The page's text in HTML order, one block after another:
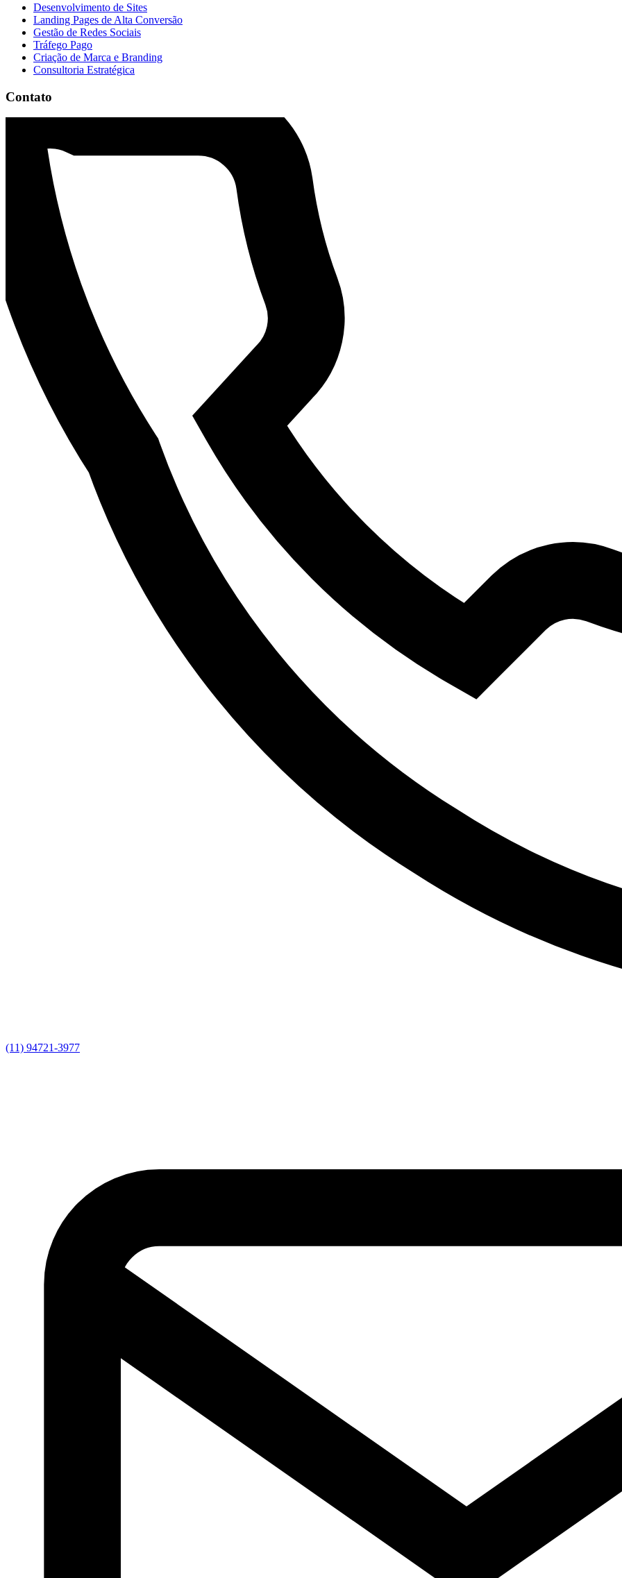
Desenvolvimento de Sites
Landing Pages de Alta Conversão
Gestão de Redes Sociais
Tráfego Pago
Criação de Marca e Branding
Consultoria Estratégica
Contato
(11) 94721-3977